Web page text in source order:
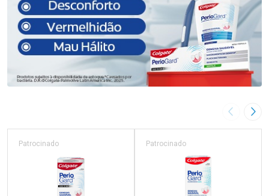
Imagem
Patrocinado Patrocinado